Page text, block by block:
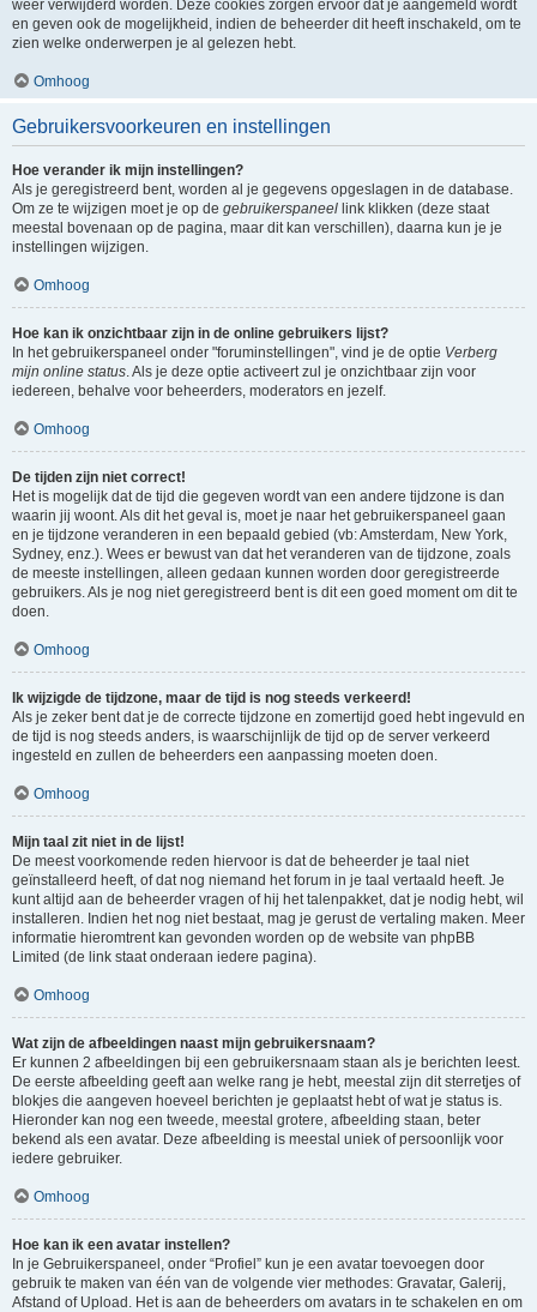
weer verwijderd worden. Deze cookies zorgen ervoor dat je aangemeld wordt
en geven ook de mogelijkheid, indien de beheerder dit heeft inschakeld, om te
zien welke onderwerpen je al gelezen hebt.
Omhoog
Gebruikersvoorkeuren en instellingen
Hoe verander ik mijn instellingen?
Als je geregistreerd bent, worden al je gegevens opgeslagen in de database.
Om ze te wijzigen moet je op de gebruikerspaneel link klikken (deze staat
meestal bovenaan op de pagina, maar dit kan verschillen), daarna kun je je
instellingen wijzigen.
Omhoog
Hoe kan ik onzichtbaar zijn in de online gebruikers lijst?
In het gebruikerspaneel onder "foruminstellingen", vind je de optie Verberg
mijn online status. Als je deze optie activeert zul je onzichtbaar zijn voor
iedereen, behalve voor beheerders, moderators en jezelf.
Omhoog
De tijden zijn niet correct!
Het is mogelijk dat de tijd die gegeven wordt van een andere tijdzone is dan
waarin jij woont. Als dit het geval is, moet je naar het gebruikerspaneel gaan
en je tijdzone veranderen in een bepaald gebied (vb: Amsterdam, New York,
Sydney, enz.). Wees er bewust van dat het veranderen van de tijdzone, zoals
de meeste instellingen, alleen gedaan kunnen worden door geregistreerde
gebruikers. Als je nog niet geregistreerd bent is dit een goed moment om dit te
doen.
Omhoog
Ik wijzigde de tijdzone, maar de tijd is nog steeds verkeerd!
Als je zeker bent dat je de correcte tijdzone en zomertijd goed hebt ingevuld en
de tijd is nog steeds anders, is waarschijnlijk de tijd op de server verkeerd
ingesteld en zullen de beheerders een aanpassing moeten doen.
Omhoog
Mijn taal zit niet in de lijst!
De meest voorkomende reden hiervoor is dat de beheerder je taal niet
geïnstalleerd heeft, of dat nog niemand het forum in je taal vertaald heeft. Je
kunt altijd aan de beheerder vragen of hij het talenpakket, dat je nodig hebt, wil
installeren. Indien het nog niet bestaat, mag je gerust de vertaling maken. Meer
informatie hieromtrent kan gevonden worden op de website van phpBB
Limited (de link staat onderaan iedere pagina).
Omhoog
Wat zijn de afbeeldingen naast mijn gebruikersnaam?
Er kunnen 2 afbeeldingen bij een gebruikersnaam staan als je berichten leest.
De eerste afbeelding geeft aan welke rang je hebt, meestal zijn dit sterretjes of
blokjes die aangeven hoeveel berichten je geplaatst hebt of wat je status is.
Hieronder kan nog een tweede, meestal grotere, afbeelding staan, beter
bekend als een avatar. Deze afbeelding is meestal uniek of persoonlijk voor
iedere gebruiker.
Omhoog
Hoe kan ik een avatar instellen?
In je Gebruikerspaneel, onder “Profiel” kun je een avatar toevoegen door
gebruik te maken van één van de volgende vier methodes: Gravatar, Galerij,
Afstand of Upload. Het is aan de beheerders om avatars in te schakelen en om